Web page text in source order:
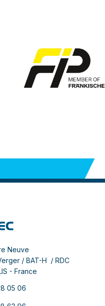
Neuve
/ BAT-H / RDC
- France
05 06